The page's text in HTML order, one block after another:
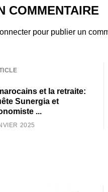
COMMENTAIRE
pour publier un
et la retraite:
Sunergia et
...
2025